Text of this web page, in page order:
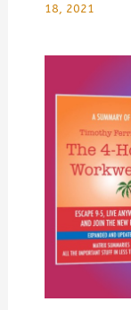
18, 2021